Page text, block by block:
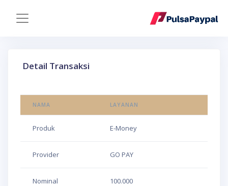
Detail Transaksi
NAMA LAYANAN
Produk E-Money
Provider GO PAY
Nominal 100.000